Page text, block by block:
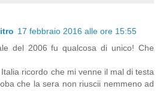
17 febbraio 2016 alle ore 15:55
del 2006 fu qualcosa di unico! Che
ricordo che mi venne il mal di testa
che la sera non riuscii nemmeno ad